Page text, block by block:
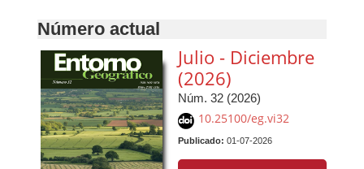
Número actual
Julio - Diciembre
(2026)
Núm. 32 (2026)
10.25100/eg.vi32
Publicado:01-07-2026